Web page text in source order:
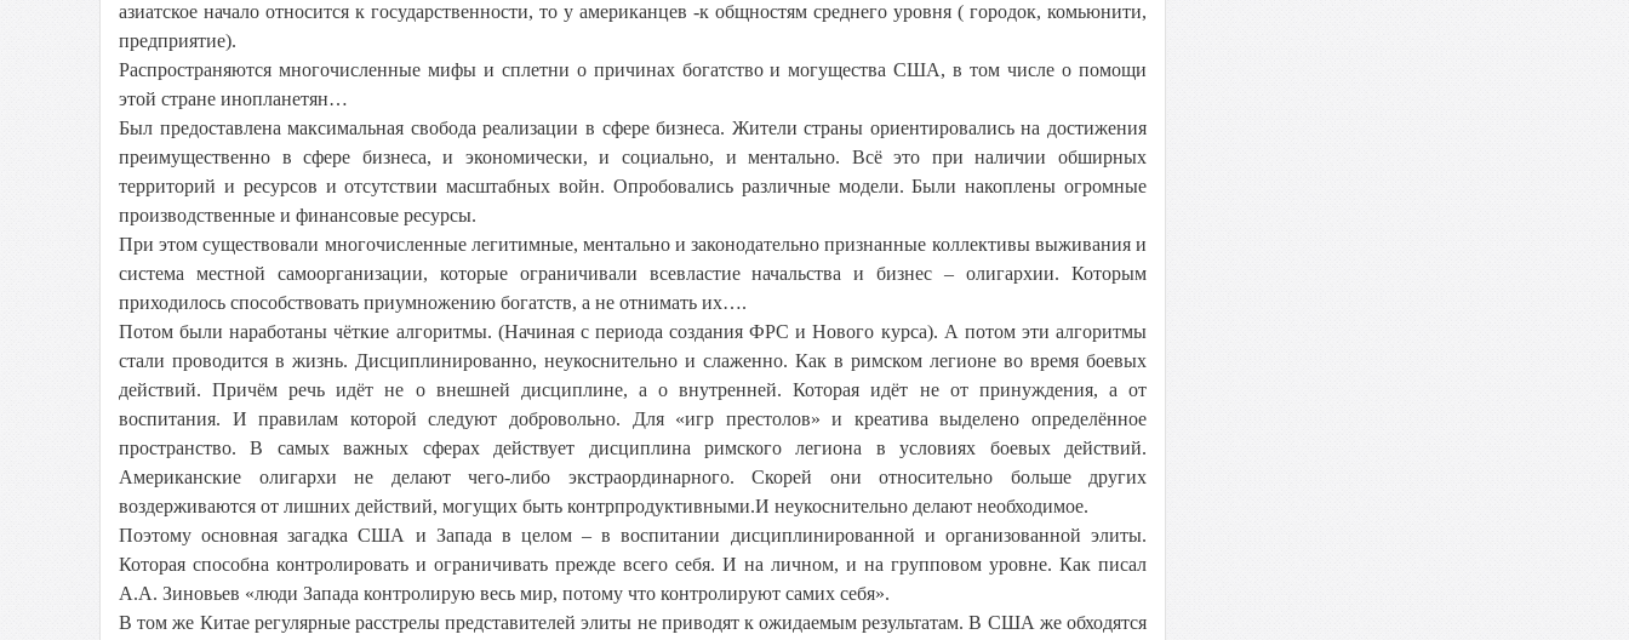
азиатское начало относится к государственности, то у американцев -к общностям среднего уровня ( городок, комьюнити,
предприятие).
Распространяются многочисленные мифы и сплетни о причинах богатство и могущества США, в том числе о помощи
этой стране инопланетян…
Был предоставлена максимальная свобода реализации в сфере бизнеса. Жители страны ориентировались на достижения
преимущественно в сфере бизнеса, и экономически, и социально, и ментально. Всё это при наличии обширных
территорий и ресурсов и отсутствии масштабных войн. Опробовались различные модели. Были накоплены огромные
производственные и финансовые ресурсы.
При этом существовали многочисленные легитимные, ментально и законодательно признанные коллективы выживания и
система местной самоорганизации, которые ограничивали всевластие начальства и бизнес – олигархии. Которым
приходилось способствовать приумножению богатств, а не отнимать их….
Потом были наработаны чёткие алгоритмы. (Начиная с периода создания ФРС и Нового курса). А потом эти алгоритмы
стали проводится в жизнь. Дисциплинированно, неукоснительно и слаженно. Как в римском легионе во время боевых
действий. Причём речь идёт не о внешней дисциплине, а о внутренней. Которая идёт не от принуждения, а от
воспитания. И правилам которой следуют добровольно. Для «игр престолов» и креатива выделено определённое
пространство. В самых важных сферах действует дисциплина римского легиона в условиях боевых действий.
Американские олигархи не делают чего-либо экстраординарного. Скорей они относительно больше других
воздерживаются от лишних действий, могущих быть контрпродуктивными.И неукоснительно делают необходимое.
Поэтому основная загадка США и Запада в целом – в воспитании дисциплинированной и организованной элиты.
Которая способна контролировать и ограничивать прежде всего себя. И на личном, и на групповом уровне. Как писал
А.А. Зиновьев «люди Запада контролирую весь мир, потому что контролируют самих себя».
В том же Китае регулярные расстрелы представителей элиты не приводят к ожидаемым результатам. В США же обходятся